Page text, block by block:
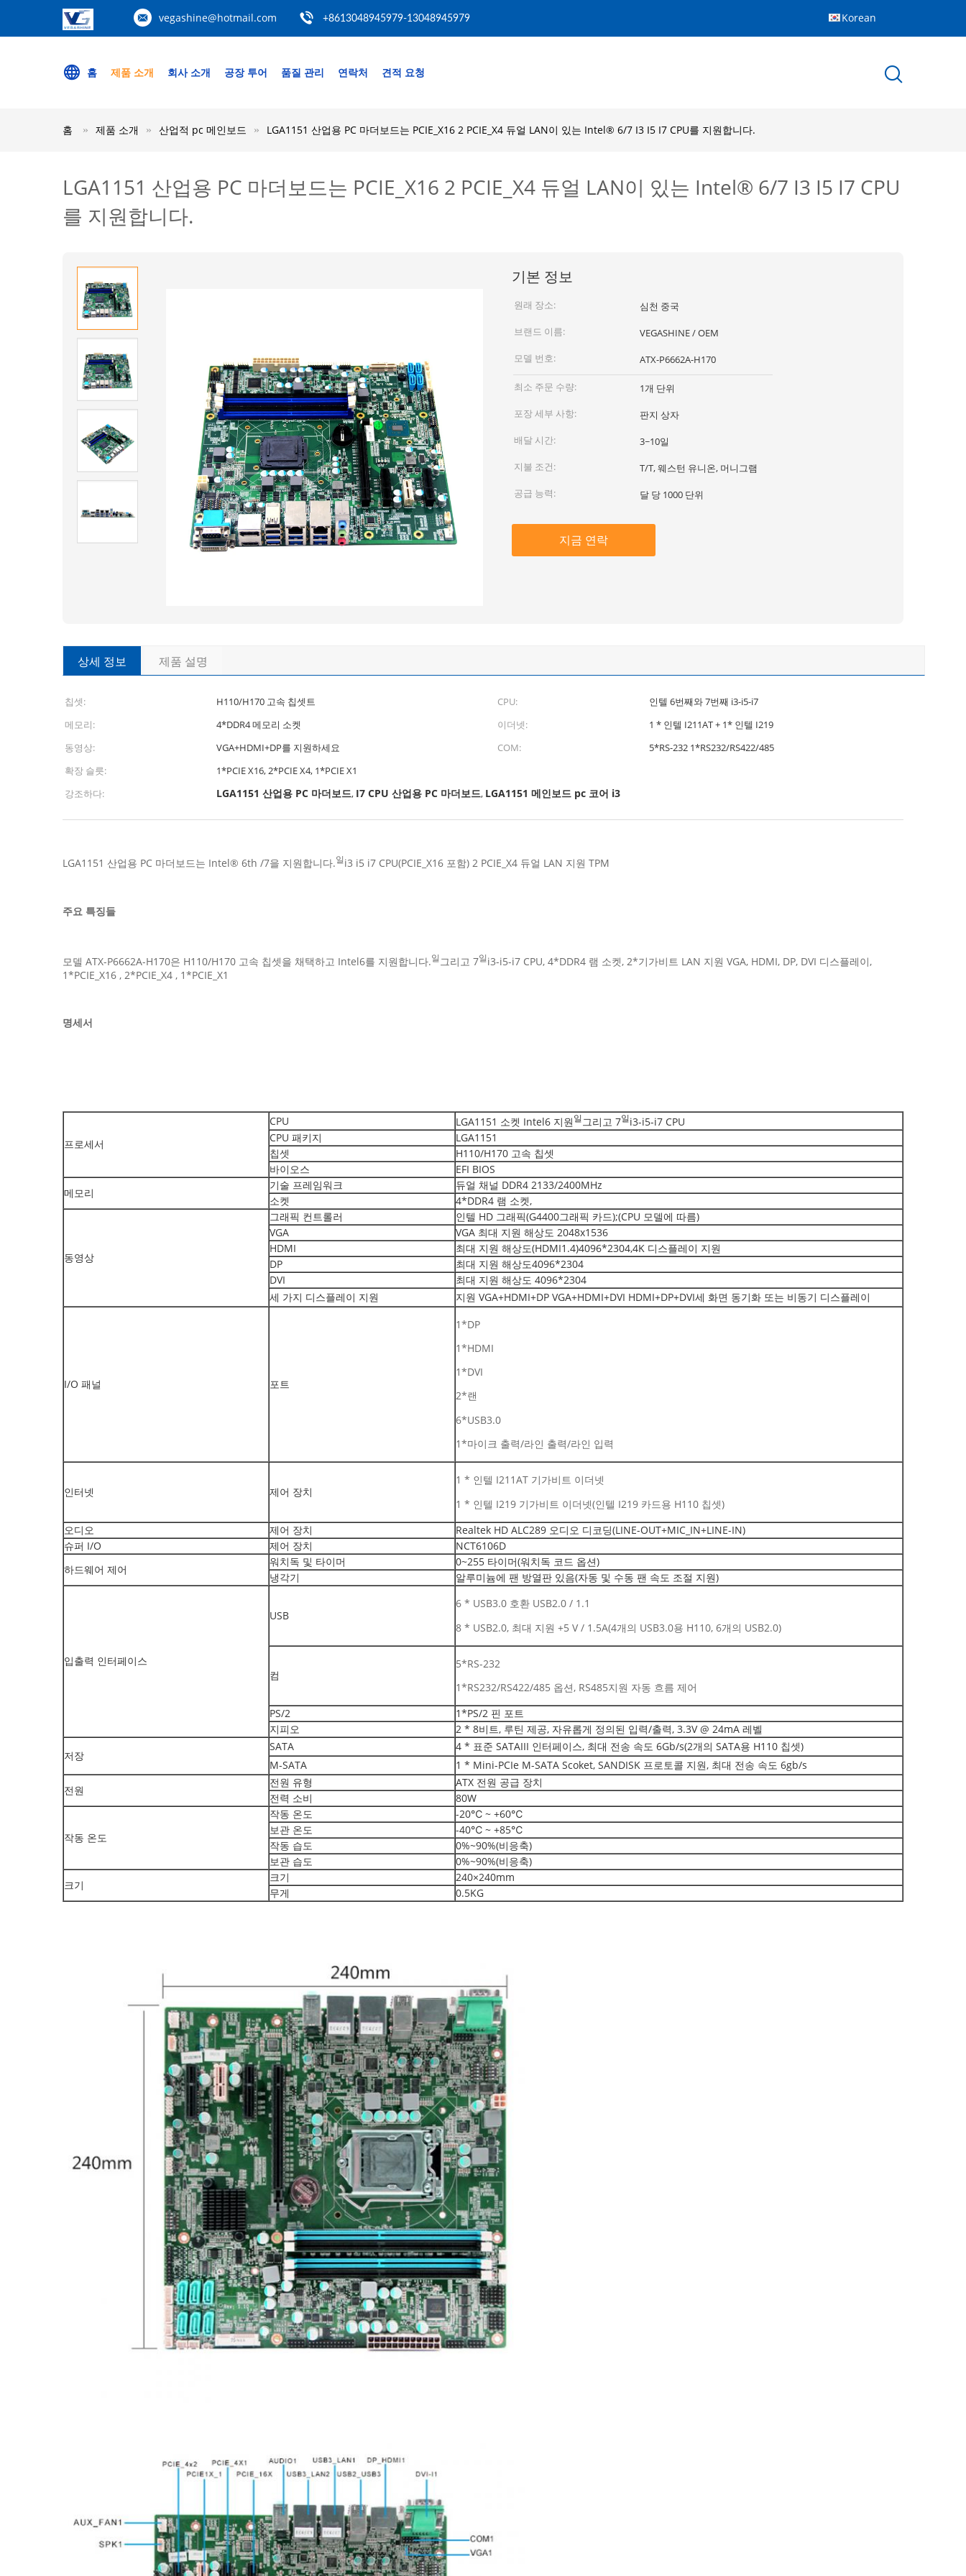
vegashine@hotmail.com +8613048945979-13048945979 Korean
홈 제품 소개 회사 소개 공장 투어 품질 관리 연락처 견적 요청
홈 제품 소개 산업적 pc 메인보드 LGA1151 산업용 PC 마더보드는 PCIE_X16 2 PCIE_X4 듀얼 LAN이 있는 Intel® 6/7 I3 I5 I7 CPU를 지원합니다.
LGA1151 산업용 PC 마더보드는 PCIE_X16 2 PCIE_X4 듀얼 LAN이 있는 Intel® 6/7 I3 I5 I7 CPU
를 지원합니다.
기본 정보
원래 장소:
심천 중국
브랜드 이름:
VEGASHINE / OEM
모델 번호:
ATX-P6662A-H170
최소 주문 수량:
1개 단위
포장 세부 사항:
판지 상자
배달 시간:
3~10일
지불 조건:
T/T, 웨스턴 유니온, 머니그램
공급 능력:
달 당 1000 단위
지금 연락
상세 정보 제품 설명
칩셋: H110/H170 고속 칩셋트 CPU:
인텔 6번째와 7번째 i3-i5-i7
메모리:
4*DDR4 메모리 소켓 이더넷:
1 * 인텔 I211AT + 1* 인텔 I219
동영상:
VGA+HDMI+DP를 지원하세요 COM:
5*RS-232 1*RS232/RS422/485
확장 슬릇:
1*PCIE X16, 2*PCIE X4, 1*PCIE X1
강조하다:
LGA1151 산업용 PC 마더보드, I7 CPU 산업용 PC 마더보드, LGA1151 메인보드 pc 코어 i3
LGA1151 산업용 PC 마더보드는 Intel® 6th /7을 지원합니다.일 i3 i5 i7 CPU(PCIE_X16 포함) 2 PCIE_X4 듀얼 LAN 지원 TPM
주요 특징들
모델 ATX-P6662A-H170은 H110/H170 고속 칩셋을 채택하고 Intel6를 지원합니다.일 그리고 7일 i3-i5-i7 CPU, 4*DDR4 램 소켓, 2*기가비트 LAN 지원 VGA, HDMI, DP, DVI 디스플레이,
1*PCIE_X16 , 2*PCIE_X4 , 1*PCIE_X1
명세서
프로세서
CPU LGA1151 소켓 Intel6 지원 일그리고 7일i3-i5-i7 CPU
CPU 패키지
LGA1151
칩셋
H110/H170 고속 칩셋
바이오스
EFI BIOS
메모리
기술 프레임워크
듀얼 채널 DDR4 2133/2400MHz
소켓
4*DDR4 램 소켓,
동영상
그래픽 컨트롤러
인텔 HD 그래픽(G4400그래픽 카드);(CPU 모델에 따름)
VGA
VGA 최대 지원 해상도 2048x1536
HDMI
최대 지원 해상도(HDMI1.4)4096*2304,4K 디스플레이 지원
DP
최대 지원 해상도4096*2304
DVI
최대 지원 해상도 4096*2304
세 가지 디스플레이 지원
지원 VGA+HDMI+DP VGA+HDMI+DVI HDMI+DP+DVI세 화면 동기화 또는 비동기 디스플레이
I/O 패널 포트
1*DP
1*HDMI
1*DVI
2*랜
6*USB3.0
1*마이크 출력/라인 출력/라인 입력
인터넷 제어 장치
1 * 인텔 I211AT 기가비트 이더넷
1 * 인텔 I219 기가비트 이더넷(인텔 I219 카드용 H110 칩셋)
오디오
제어 장치
Realtek HD ALC289 오디오 디코딩(LINE-OUT+MIC_IN+LINE-IN)
슈퍼 I/O
제어 장치
NCT6106D
하드웨어 제어
워치독 및 타이머
0~255 타이머(워치독 코드 옵션)
냉각기
알루미늄에 팬 방열판 있음(자동 및 수동 팬 속도 조절 지원)
입출력 인터페이스
USB
6 * USB3.0 호환 USB2.0 / 1.1
8 * USB2.0, 최대 지원 +5 V / 1.5A(4개의 USB3.0용 H110, 6개의 USB2.0)
컴
5*RS-232
1*RS232/RS422/485 옵션, RS485지원 자동 흐름 제어
PS/2
1*PS/2 핀 포트
지피오
2 * 8비트, 루틴 제공, 자유롭게 정의된 입력/출력, 3.3V @ 24mA 레벨
저장
SATA
4 * 표준 SATAIII 인터페이스, 최대 전송 속도 6Gb/s(2개의 SATA용 H110 칩셋)
M-SATA
1 * Mini-PCIe M-SATA Scoket, SANDISK 프로토콜 지원, 최대 전송 속도 6gb/s
전원
전원 유형
ATX 전원 공급 장치
전력 소비
80W
작동 온도
작동 온도
-20℃ ~ +60℃
보관 온도
-40℃ ~ +85℃
작동 습도
0%~90%(비응축)
보관 습도
0%~90%(비응축)
크기
크기
240×240mm
무게
0.5KG